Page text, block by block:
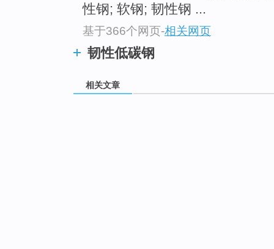
性钢; 软钢; 韧性钢 ...
基于366个网页-相关网页
韧性低碳钢
相关文章